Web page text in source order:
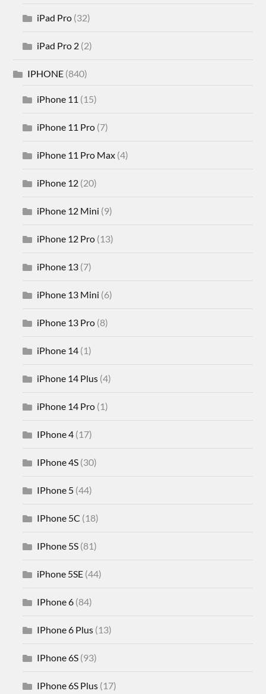
iPad Pro (32)
iPad Pro 2 (2)
IPHONE (840)
iPhone 11 (15)
iPhone 11 Pro (7)
iPhone 11 Pro Max (4)
iPhone 12 (20)
iPhone 12 Mini (9)
iPhone 12 Pro (13)
iPhone 13 (7)
iPhone 13 Mini (6)
iPhone 13 Pro (8)
iPhone 14 (1)
iPhone 14 Plus (4)
iPhone 14 Pro (1)
IPhone 4 (17)
IPhone 4S (30)
IPhone 5 (44)
IPhone 5C (18)
IPhone 5S (81)
iPhone 5SE (44)
IPhone 6 (84)
IPhone 6 Plus (13)
IPhone 6S (93)
IPhone 6S Plus (17)